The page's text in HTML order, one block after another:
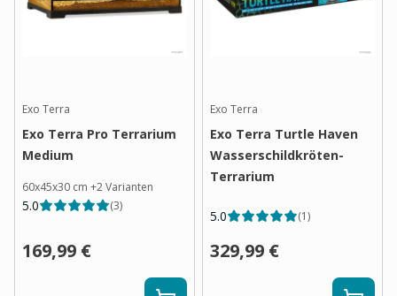
Exo Terra
Exo Terra Pro Terrarium
Medium
60x45x30 cm +2Varianten
5.0 (3)
169,99 €
Exo Terra
Exo Terra Turtle Haven
Wasserschildkröten-
Terrarium
5.0 (1)
329,99 €